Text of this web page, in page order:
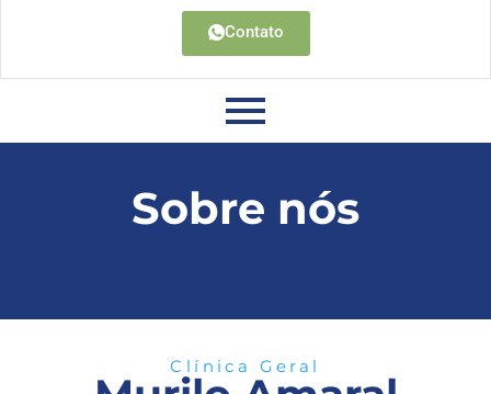
Contato
Sobre nós
Clínica Geral